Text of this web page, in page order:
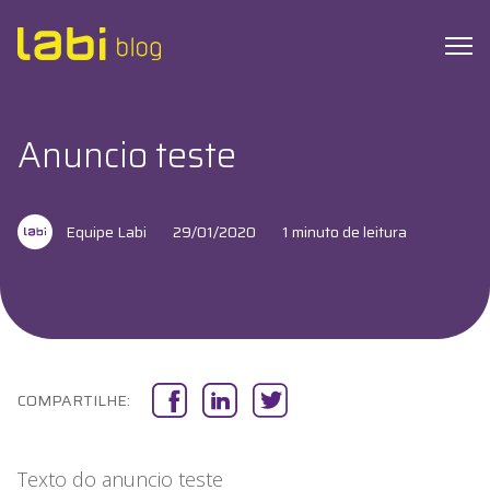
Coronavírus
Exames
Hábitos Saudáveis
Anuncio teste
Equipe Labi 29/01/2020 1 minuto de leitura
COMPARTILHE:
Texto do anuncio teste